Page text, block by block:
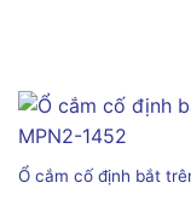
Ổ cắm cố định bắt